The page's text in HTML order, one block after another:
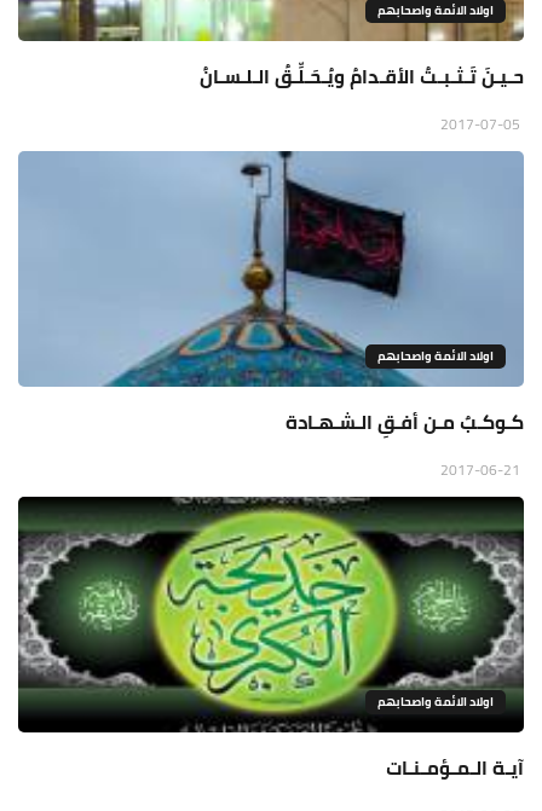
اولاد الائمة واصحابهم
حـيـنَ تَـثـبـتُ الأقـدامُ ويُـحَـلِّـقُ الـلـسـانُ
اولاد الائمة واصحابهم
كـوكـبٌ مـن أفـقِ الـشـهـادة
اولاد الائمة واصحابهم
آيـة الـمـؤمـنـات